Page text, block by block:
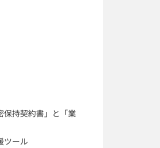
保持契約書」と「業
ツール